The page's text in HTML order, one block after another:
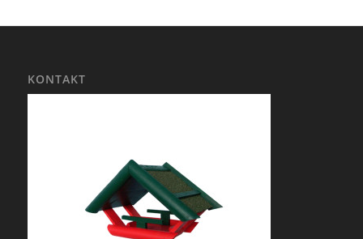
KONTAKT